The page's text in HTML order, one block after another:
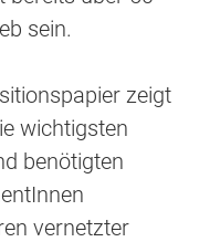
sein.
zeigt
wichtigsten
benötigten
vernetzter